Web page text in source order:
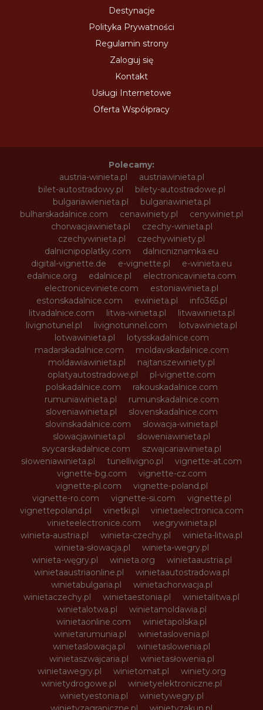
Destynacje
Polityka Prywatności
Regulamin strony
Zaloguj się
Kontakt
Usługi Internetowe
Oferta Współpracy
Polecamy:
austria-winieta.pl
austriawinieta.pl
bilet-autostradowy.pl
bilety-autostradowe.pl
bulgariawienieta.pl
bulgariawinieta.pl
bulharskadalnice.com
cenawiniety.pl
cenywiniet.pl
chorwacjawinieta.pl
czechy-winieta.pl
czechywinieta.pl
czechywiniety.pl
dalnicnipoplatky.com
dalnicniznamka.eu
digital-vignette.de
e-vignette.pl
e-winieta.eu
edalnice.org
edalnice.pl
electronicavinieta.com
electroniceviniete.com
estoniawinieta.pl
estonskadalnice.com
ewinieta.pl
info365.pl
litvadalnice.com
litwa-winieta.pl
litwawinieta.pl
livignotunel.pl
livignotunnel.com
lotvawinieta.pl
lotwawinieta.pl
lotysskadalnice.com
madarskadalnice.com
moldavskadalnice.com
moldawiawinieta.pl
najtanszewiniety.pl
oplatyautostradowe.pl
pl-vignette.com
polskadalnice.com
rakouskadalnice.com
rumuniawinieta.pl
rumunskadalnice.com
sloveniawinieta.pl
slovenskadalnice.com
slovinskadalnice.com
slowacja-winieta.pl
slowacjawinieta.pl
sloweniawinieta.pl
svycarskadalnice.com
szwajcariawinieta.pl
słoweniawinieta.pl
tunellivigno.pl
vignette-at.com
vignette-bg.com
vignette-cz.com
vignette-pl.com
vignette-poland.pl
vignette-ro.com
vignette-si.com
vignette.pl
vignettepoland.pl
vinetki.pl
vinietaelectronica.com
vinieteelectronice.com
wegrywinieta.pl
winieta-austria.pl
winieta-czechy.pl
winieta-litwa.pl
winieta-słowacja.pl
winieta-wegry.pl
winieta-węgry.pl
winieta.org
winietaaustria.pl
winietaaustriaonline.pl
winietaautostradowa.pl
winietabulgaria.pl
winietachorwacja.pl
winietaczechy.pl
winietaestonia.pl
winietalitwa.pl
winietalotwa.pl
winietamoldawia.pl
winietaonline.com
winietapolska.pl
winietarumunia.pl
winietaslovenia.pl
winietaslowacja.pl
winietaslowenia.pl
winietaszwajcaria.pl
winietasłowenia.pl
winietawegry.pl
winietomat.pl
winiety.org
winietydrogowe.pl
winietyelektroniczne.pl
winietyestonia.pl
winietywegry.pl